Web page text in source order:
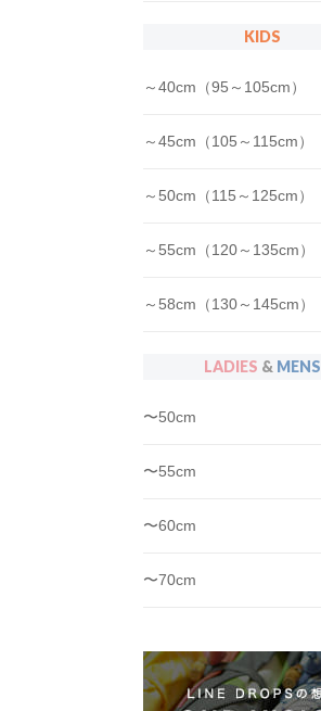
KIDS
～40cm（95～105cm）
～45cm（105～115cm）
～50cm（115～125cm）
～55cm（120～135cm）
～58cm（130～145cm）
LADIES & MENS
〜50cm
〜55cm
〜60cm
〜70cm